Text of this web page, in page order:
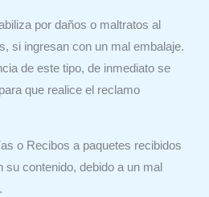
por daños o maltratos al
si ingresan con un mal embalaje.
de este tipo, de inmediato se
que realice el reclamo
o Recibos a paquetes recibidos
contenido, debido a un mal